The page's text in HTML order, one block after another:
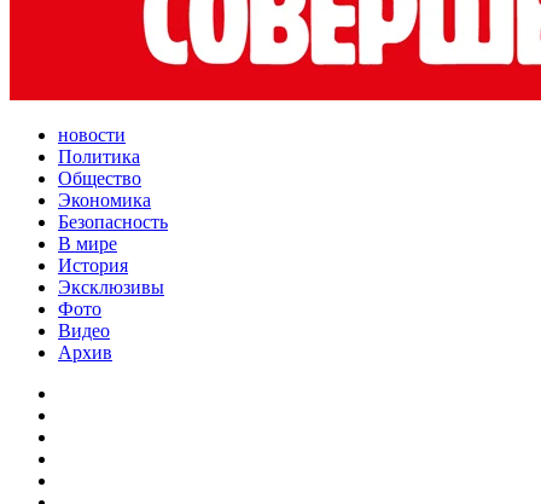
новости
Политика
Общество
Экономика
Безопасность
В мире
История
Эксклюзивы
Фото
Видео
Архив